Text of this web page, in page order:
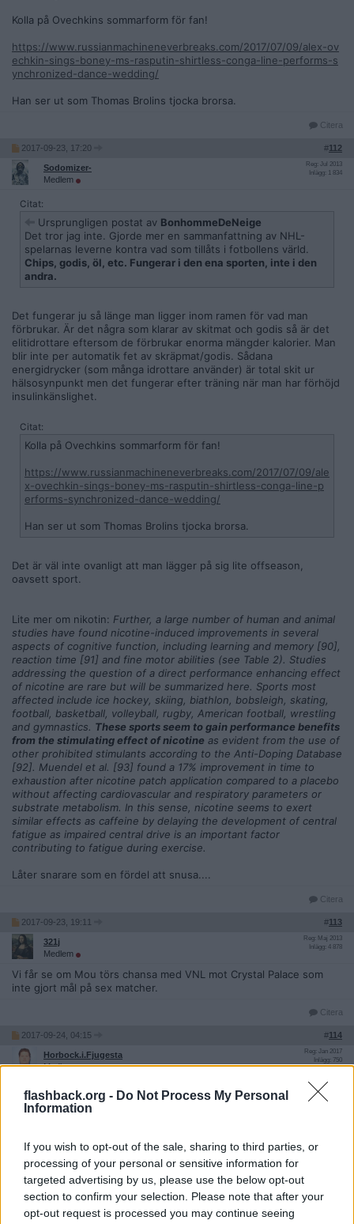
flashback.org - Do Not Process My Personal
Information
If you wish to opt-out of the sale, sharing to third parties, or
processing of your personal or sensitive information for
targeted advertising by us, please use the below opt-out
section to confirm your selection. Please note that after your
opt-out request is processed you may continue seeing
Kolla på Ovechkins sommarform för fan!
https://www.russianmachineneverbreaks.com/2017/07/09/alex-ov
echkin-sings-boney-ms-rasputin-shirtless-conga-line-performs-s
ynchronized-dance-wedding/
Han ser ut som Thomas Brolins tjocka brorsa.
Citera
2017-09-23, 17:20 #112
Sodomizer-
Medlem
Reg: Jul 2013
Inlägg: 1 834
Citat:
Ursprungligen postat av BonhommeDeNeige
Det tror jag inte. Gjorde mer en sammanfattning av NHL-
spelarnas leverne kontra vad som tillåts i fotbollens värld.
Chips, godis, öl, etc. Fungerar i den ena sporten, inte i den
andra.
Det fungerar ju så länge man ligger inom ramen för vad man
förbrukar. Är det några som klarar av skitmat och godis så är det
elitidrottare eftersom de förbrukar enorma mängder kalorier. Man
blir inte per automatik fet av skräpmat/godis. Sådana
energidrycker (som många idrottare använder) är total skit ur
hälsosynpunkt men det fungerar efter träning när man har förhöjd
insulinkänslighet.
Citat:
Kolla på Ovechkins sommarform för fan!
https://www.russianmachineneverbreaks.com/2017/07/09/ale
x-ovechkin-sings-boney-ms-rasputin-shirtless-conga-line-p
erforms-synchronized-dance-wedding/
Han ser ut som Thomas Brolins tjocka brorsa.
Det är väl inte ovanligt att man lägger på sig lite offseason,
oavsett sport.
Lite mer om nikotin: Further, a large number of human and animal
studies have found nicotine-induced improvements in several
aspects of cognitive function, including learning and memory [90],
reaction time [91] and fine motor abilities (see Table 2). Studies
addressing the question of a direct performance enhancing effect
of nicotine are rare but will be summarized here. Sports most
affected include ice hockey, skiing, biathlon, bobsleigh, skating,
football, basketball, volleyball, rugby, American football, wrestling
and gymnastics. These sports seem to gain performance benefits
from the stimulating effect of nicotine as evident from the use of
other prohibited stimulants according to the Anti-Doping Database
[92]. Muendel et al. [93] found a 17% improvement in time to
exhaustion after nicotine patch application compared to a placebo
without affecting cardiovascular and respiratory parameters or
substrate metabolism. In this sense, nicotine seems to exert
similar effects as caffeine by delaying the development of central
fatigue as impaired central drive is an important factor
contributing to fatigue during exercise.
Låter snarare som en fördel att snusa....
Citera
2017-09-23, 19:11 #113
321j
Medlem
Reg: Maj 2013
Inlägg: 4 878
Vi får se om Mou törs chansa med VNL mot Crystal Palace som
inte gjort mål på sex matcher.
Citera
2017-09-24, 04:15 #114
Horbock.i.Fjugesta
Medlem
Reg: Jan 2017
Inlägg: 750
Citat:
Ursprungligen postat av
Jo men dumt att chansa. Vad är det för fel på Bailly, Jones och
resten av grabbarna i bakre raden? Det här ska nog lösa sig ändå.
Citera